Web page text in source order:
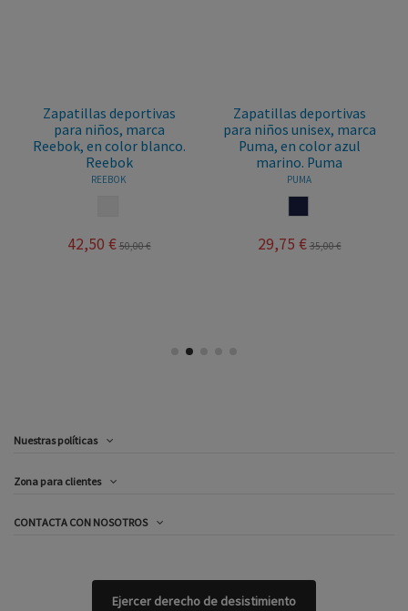
Zapatillas deportivas
para niños, marca
Reebok, en color blanco.
Reebok
REEBOK
42,50 € 50,00 €
Zapatillas deportivas
para niños unisex, marca
Puma, en color azul
marino. Puma
PUMA
29,75 € 35,00 €
Nuestras políticas
Zona para clientes
CONTACTA CON NOSOTROS
Ejercer derecho de desistimiento